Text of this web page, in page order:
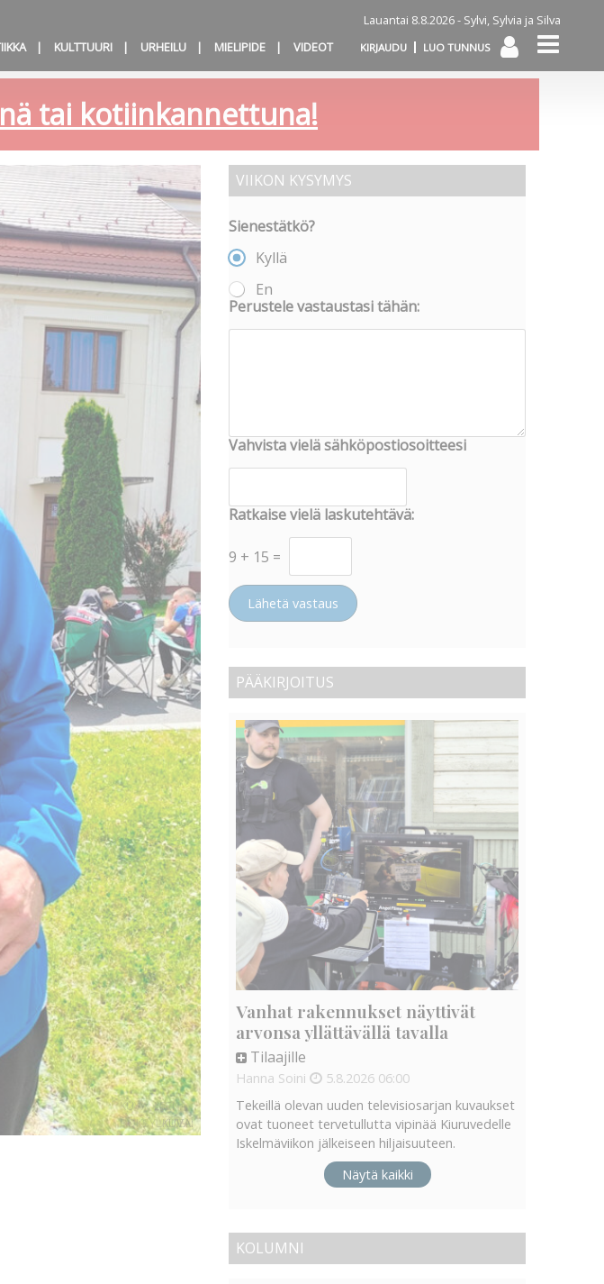
Lauantai 8.8.2026 - Sylvi, Sylvia ja Silva
KULTTUURI URHEILU MIELIPIDE VIDEOT KIRJAUDU LUO TUNNUS
tai kotiinkannettuna!
KUVA:
KUVA: LEENA
PÖKSYLÄINEN
VIIKON KYSYMYS
Sienestätkö?
Kyllä
En
Perustele vastaustasi tähän:
Vahvista vielä sähköpostiosoitteesi
Ratkaise vielä laskutehtävä:
9 + 15 =
Lähetä vastaus
PÄÄKIRJOITUS
Vanhat rakennukset näyttivät
arvonsa yllättävällä tavalla
Tilaajille
Hanna Soini 5.8.2026 06:00
Tekeillä olevan uuden televisiosarjan kuvaukset
ovat tuoneet tervetullutta vipinää Kiuruvedelle
Iskelmäviikon jälkeiseen hiljaisuuteen.
Näytä kaikki
KOLUMNI